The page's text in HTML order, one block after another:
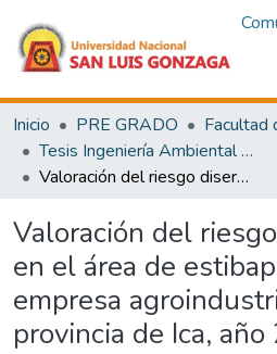
Inicio PRE GRADO
Tesis Ingeniería Ambiental y Sanitaria
Valoración del riesgo disergonómico en el área de estibaproducción de la empresa agroindustrial en la provincia de Ica, año 2021
Valoración del
en el área de
empresa
provincia de Ica,